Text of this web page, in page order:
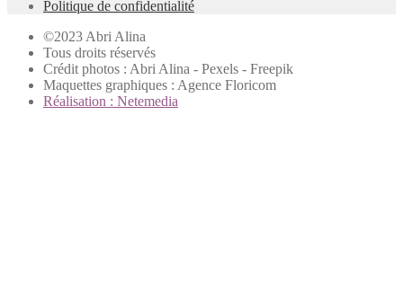
Politique de confidentialité
©2023 Abri Alina
Tous droits réservés
Crédit photos : Abri Alina - Pexels - Freepik
Maquettes graphiques : Agence Floricom
Réalisation : Netemedia